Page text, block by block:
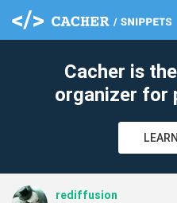
Cacher is
organizer for
rediffusion